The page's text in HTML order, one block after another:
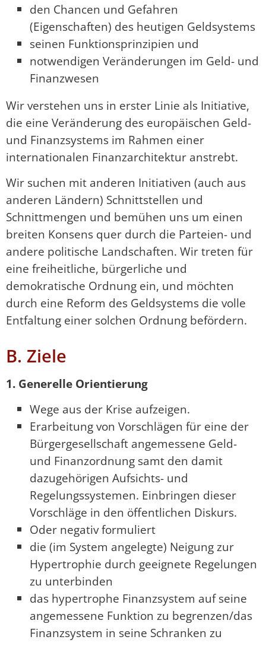
den Chancen und Gefahren
(Eigenschaften) des heutigen Geldsystems
seinen Funktionsprinzipien und
notwendigen Veränderungen im Geld- und
Finanzwesen
Wir verstehen uns in erster Linie als Initiative,
die eine Veränderung des europäischen Geld-
und Finanzsystems im Rahmen einer
internationalen Finanzarchitektur anstrebt.
Wir suchen mit anderen Initiativen (auch aus
anderen Ländern) Schnittstellen und
Schnittmengen und bemühen uns um einen
breiten Konsens quer durch die Parteien- und
andere politische Landschaften. Wir treten für
eine freiheitliche, bürgerliche und
demokratische Ordnung ein, und möchten
durch eine Reform des Geldsystems die volle
Entfaltung einer solchen Ordnung befördern.
B. Ziele
1. Generelle Orientierung
Wege aus der Krise aufzeigen.
Erarbeitung von Vorschlägen für eine der
Bürgergesellschaft angemessene Geld-
und Finanzordnung samt den damit
dazugehörigen Aufsichts- und
Regelungssystemen. Einbringen dieser
Vorschläge in den öffentlichen Diskurs.
Oder negativ formuliert
die (im System angelegte) Neigung zur
Hypertrophie durch geeignete Regelungen
zu unterbinden
das hypertrophe Finanzsystem auf seine
angemessene Funktion zu begrenzen/das
Finanzsystem in seine Schranken zu